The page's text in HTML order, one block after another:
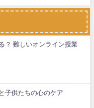
？ 難しいオンライン授業
子供たちの心のケア